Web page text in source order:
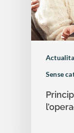
Sense